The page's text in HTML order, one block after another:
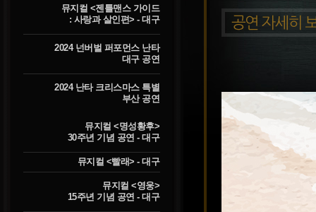
뮤지컬 <젠틀맨스 가이드
: 사랑과 살인편> - 대구
2024 넌버벌 퍼포먼스 난타
대구 공연
2024 난타 크리스마스 특별
부산 공연
뮤지컬 <명성황후>
30주년 기념 공연 - 대구
뮤지컬 <빨래> - 대구
뮤지컬 <영웅>
15주년 기념 공연 - 대구